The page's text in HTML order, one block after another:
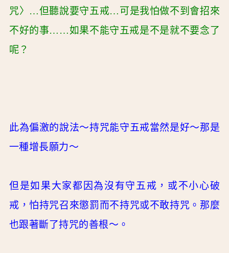
咒〉…但聽說要守五戒…可是我怕做不到會招來
不好的事……如果不能守五戒是不是就不要念了
呢？
此為偏激的說法～持咒能守五戒當然是好～那是
一種增長願力～
但是如果大家都因為沒有守五戒，或不小心破
戒，怕持咒召來懲罰而不持咒或不敢持咒。那麼
也跟著斷了持咒的善根～。